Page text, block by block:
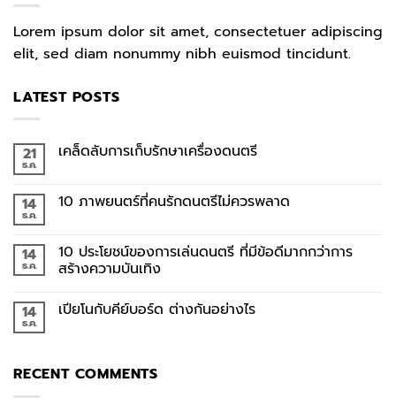
Lorem ipsum dolor sit amet, consectetuer adipiscing
elit, sed diam nonummy nibh euismod tincidunt.
LATEST POSTS
21
ธ.ค.
เคล็ดลับการเก็บรักษาเครื่องดนตรี
14
ธ.ค.
10 ภาพยนตร์ที่คนรักดนตรีไม่ควรพลาด
14
ธ.ค.
10 ประโยชน์ของการเล่นดนตรี ที่มีข้อดีมากกว่าการ
สร้างความบันเทิง
14
ธ.ค.
เปียโนกับคีย์บอร์ด ต่างกันอย่างไร
RECENT COMMENTS